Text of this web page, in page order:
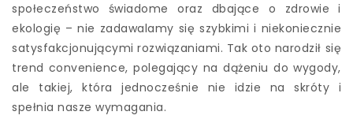
społeczeństwo świadome oraz dbające o zdrowie i
ekologię – nie zadawalamy się szybkimi i niekoniecznie
satysfakcjonującymi rozwiązaniami. Tak oto narodził się
trend convenience, polegający na dążeniu do wygody,
ale takiej, która jednocześnie nie idzie na skróty i
spełnia nasze wymagania.